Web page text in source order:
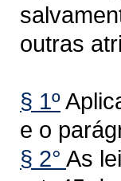
outras
§ 1º
e o
§ 2° As